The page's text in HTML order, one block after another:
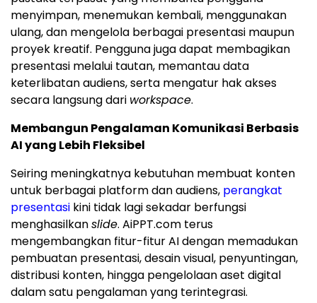
menyimpan, menemukan kembali, menggunakan
ulang, dan mengelola berbagai presentasi maupun
proyek kreatif. Pengguna juga dapat membagikan
presentasi melalui tautan, memantau data
keterlibatan audiens, serta mengatur hak akses
secara langsung dari workspace.
Membangun Pengalaman Komunikasi Berbasis
AI yang Lebih Fleksibel
Seiring meningkatnya kebutuhan membuat konten
untuk berbagai platform dan audiens, perangkat
presentasi kini tidak lagi sekadar berfungsi
menghasilkanslide. AiPPT.com terus
mengembangkan fitur-fitur AI dengan memadukan
pembuatan presentasi, desain visual, penyuntingan,
distribusi konten, hingga pengelolaan aset digital
dalam satu pengalaman yang terintegrasi.